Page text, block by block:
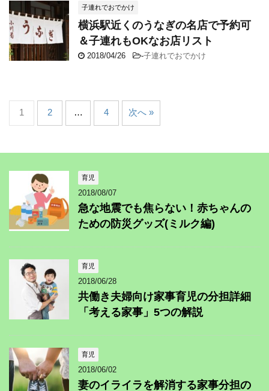
子連れでおでかけ
横浜駅近くのうなぎの名店で予約可
＆子連れもOKなお店リスト
2018/04/26 -子連れでおでかけ
1 2 … 4 次へ »
育児
2018/08/07
急な地震でも焦らない！赤ちゃんの
ための防災グッズ(ミルク編)
育児
2018/06/28
共働き夫婦向け家事育児の分担詳細
「考える家事」5つの解説
育児
2018/06/02
妻のイライラを解消する家事分担の